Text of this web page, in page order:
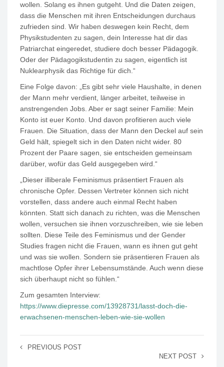
wollen. Solang es ihnen gutgeht. Und die Daten zeigen,
dass die Menschen mit ihren Entscheidungen durchaus
zufrieden sind. Wir haben deswegen kein Recht, dem
Physikstudenten zu sagen, dein Interesse hat dir das
Patriarchat eingeredet, studiere doch besser Pädagogik.
Oder der Pädagogikstudentin zu sagen, eigentlich ist
Nuklearphysik das Richtige für dich.“
Eine Folge davon: „Es gibt sehr viele Haushalte, in denen
der Mann mehr verdient, länger arbeitet, teilweise in
anstrengenden Jobs. Aber er sagt seiner Familie: Mein
Konto ist euer Konto. Und davon profitieren auch viele
Frauen. Die Situation, dass der Mann den Deckel auf sein
Geld hält, spiegelt sich in den Daten nicht wider. 80
Prozent der Paare sagen, sie entscheiden gemeinsam
darüber, wofür das Geld ausgegeben wird.“
„Dieser illiberale Feminismus präsentiert Frauen als
chronische Opfer. Dessen Vertreter können sich nicht
vorstellen, dass andere auch einmal Recht haben
könnten. Statt sich danach zu richten, was die Menschen
wollen, versuchen sie ihnen vorzuschreiben, wie sie leben
sollten. Diese Teile des Feminismus und der Gender
Studies fragen nicht die Frauen, wann es ihnen gut geht
und was sie wollen. Sondern sie präsentieren Frauen als
machtlose Opfer ihrer Lebensumstände. Auch wenn diese
sich überhaupt nicht so fühlen.“
Zum gesamten Interview:
https://www.diepresse.com/13928731/lasst-doch-die-
erwachsenen-menschen-leben-wie-sie-wollen
PREVIOUS POST
NEXT POST